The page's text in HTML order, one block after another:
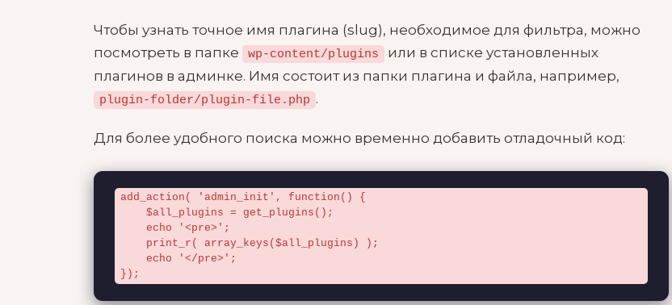
Чтобы узнать точное имя плагина (slug), необходимое для фильтра, можно
посмотреть в папке
wp-content/plugins
или в списке установленных
плагинов в админке. Имя состоит из папки плагина и файла, например,
plugin-folder/plugin-file.php .
Для более удобного поиска можно временно добавить отладочный код:
add_action( 'admin_init', function() {
});